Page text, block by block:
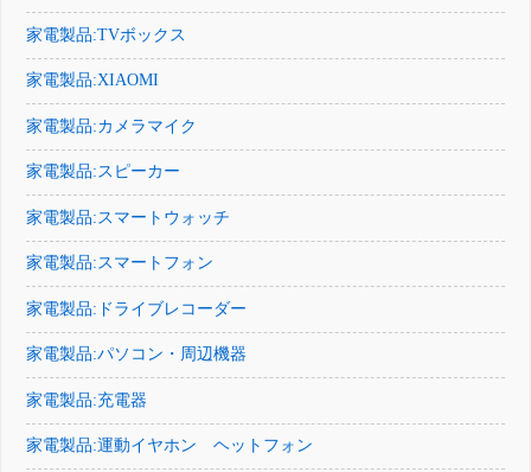
家電製品:TVボックス
家電製品:XIAOMI
家電製品:カメラマイク
家電製品:スピーカー
家電製品:スマートウォッチ
家電製品:スマートフォン
家電製品:ドライブレコーダー
家電製品:パソコン・周辺機器
家電製品:充電器
家電製品:運動イヤホン ヘットフォン